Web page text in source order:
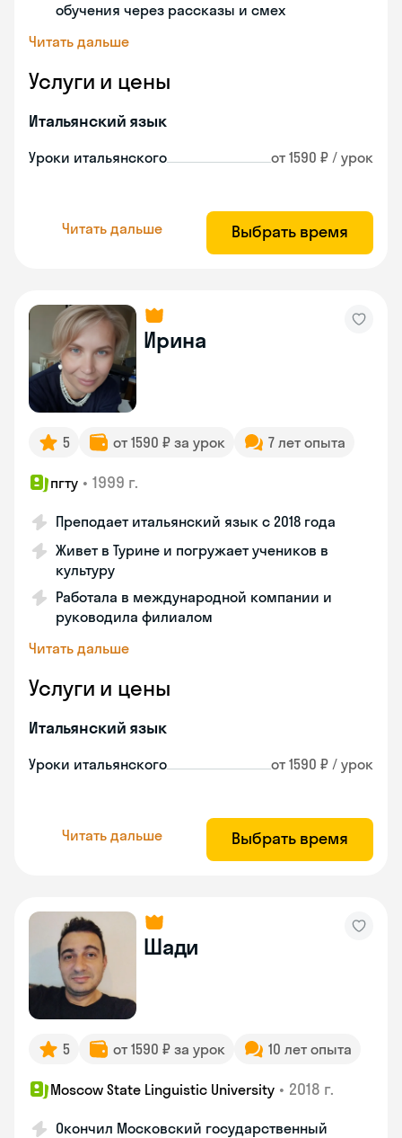
обучения через рассказы и смех
Читать дальше
Услуги и цены
Итальянский язык
Уроки итальянского от 1590 ₽ / урок
Читать дальше Выбрать время
Ирина
5 от 1590 ₽ за урок 7 лет опыта
пгту • 1999 г.
Преподает итальянский язык с 2018 года
Живет в Турине и погружает учеников в
культуру
Работала в международной компании и
руководила филиалом
Читать дальше
Услуги и цены
Итальянский язык
Уроки итальянского от 1590 ₽ / урок
Читать дальше Выбрать время
Шади
5 от 1590 ₽ за урок 10 лет опыта
Moscow State Linguistic University • 2018 г.
Окончил Московский государственный